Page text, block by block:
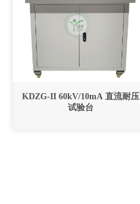
KDZG-II 60kV/10mA 直流耐压
试验台